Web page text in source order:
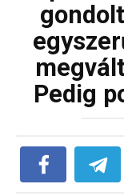
Pedig